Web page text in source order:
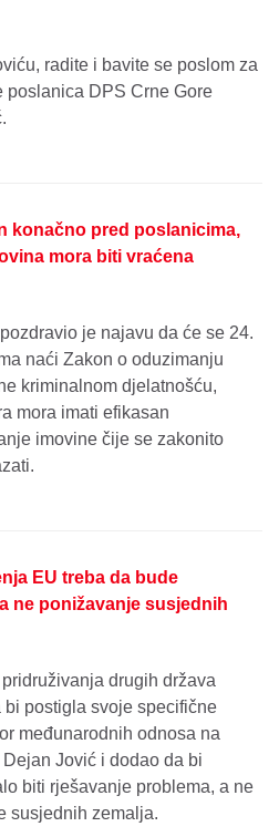
radite i bavite se poslom za
poslanica DPS Crne Gore
konačno pred poslanicima,
mora biti vraćena
je najavu da će se 24.
naći Zakon o oduzimanju
kriminalnom djelatnošću,
mora imati efikasan
imovine čije se zakonito
EU treba da bude
ne ponižavanje susjednih
drugih država
postigla svoje specifične
međunarodnih odnosa na
Jović i dodao da bi
biti rješavanje problema, a ne
susjednih zemalja.